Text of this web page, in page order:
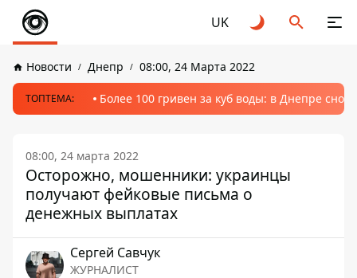
UK
Новости Днепр 08:00, 24 Марта 2022
ТОПТЕМА: Более 100 гривен за куб воды: в Днепре
08:00, 24 марта 2022
Осторожно, мошенники: украинцы
получают фейковые письма о
денежных выплатах
Сергей Савчук
ЖУРНАЛИСТ